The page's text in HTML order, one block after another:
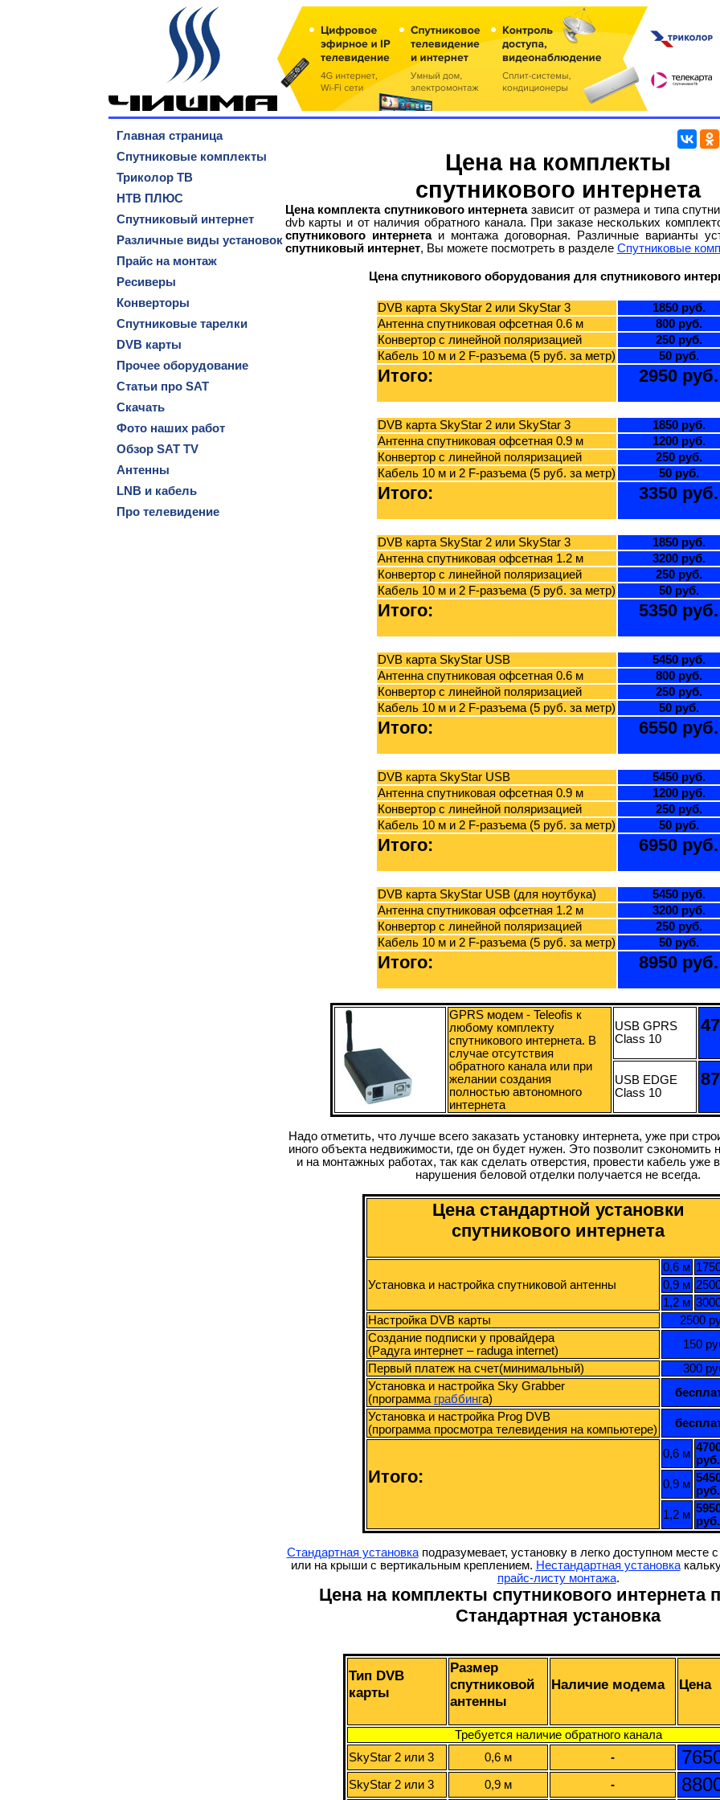
Главная страница
Спутниковые комплекты
Триколор ТВ
НТВ ПЛЮС
Спутниковый интернет
Различные виды установок
Прайс на монтаж
Ресиверы
Конверторы
Спутниковые тарелки
DVB карты
Прочее оборудование
Статьи про SAT
Скачать
Фото наших работ
Обзор SAT TV
Антенны
LNB и кабель
Про телевидение
Цена на комплекты
спутникового интернета
Цена комплекта спутникового интернетазависит от размера и типа
dvb карты и от наличия обратного канала. При заказе нескольких
спутникового интернетаи монтажа договорная. Различные варианты
спутниковый интернет, Вы можете посмотреть в разделе Спутниковые
Цена спутникового оборудования для спутникового
DVB карта SkyStar 2 или SkyStar 3
1850 руб.
Антенна спутниковая офсетная 0.6 м
800 руб.
Конвертор с линейной поляризацией
250 руб.
Кабель 10 м и 2 F-разъема (5 руб. за метр)
50 руб.
Итого: 2950 руб.
DVB карта SkyStar 2 или SkyStar 3
1850 руб.
Антенна спутниковая офсетная 0.9 м
1200 руб.
Конвертор с линейной поляризацией
250 руб.
Кабель 10 м и 2 F-разъема (5 руб. за метр)
50 руб.
Итого: 3350 руб.
DVB карта SkyStar 2 или SkyStar 3
1850 руб.
Антенна спутниковая офсетная 1.2 м
3200 руб.
Конвертор с линейной поляризацией
250 руб.
Кабель 10 м и 2 F-разъема (5 руб. за метр)
50 руб.
Итого: 5350 руб.
DVB карта SkyStar USB
5450 руб.
Антенна спутниковая офсетная 0.6 м
800 руб.
Конвертор с линейной поляризацией
250 руб.
Кабель 10 м и 2 F-разъема (5 руб. за метр)
50 руб.
Итого: 6550 руб.
DVB карта SkyStar USB
5450 руб.
Антенна спутниковая офсетная 0.9 м
1200 руб.
Конвертор с линейной поляризацией
250 руб.
Кабель 10 м и 2 F-разъема (5 руб. за метр)
50 руб.
Итого: 6950 руб.
DVB карта SkyStar USB (для ноутбука)
5450 руб.
Антенна спутниковая офсетная 1.2 м
3200 руб.
Конвертор с линейной поляризацией
250 руб.
Кабель 10 м и 2 F-разъема (5 руб. за метр)
50 руб.
Итого: 8950 руб.
GPRS модем - Teleofis к
любому комплекту
спутникового интернета. В
случае отсутствия
обратного канала или при
желании создания
полностью автономного
интернета
USB GPRS
Class 10
USB EDGE
Class 10
Надо отметить, что лучше всего заказать установку интернета, уже при
иного объекта недвижимости, где он будет нужен. Это позволит сэкономить
и на монтажных работах, так как сделать отверстия, провести кабель уже
нарушения беловой отделки получается не всегда.
Цена стандартной установки
спутникового интернета
Установка и настройка спутниковой антенны
0,6 м
0,9 м
1,2 м
Настройка DVB карты
2500
Создание подписки у провайдера
(Радуга интернет – raduga internet)
150
Первый платеж на счет(минимальный)
300
Установка и настройка Sky Grabber
(программа граббинга)
Установка и настройка Prog DVB
(программа просмотра телевидения на компьютере)
Итого:
0,6 м руб.
0,9 м руб.
1,2 м руб.
Стандартная установкаподразумевает, установку в легко доступном месте
или на крыши с вертикальным креплением. Нестандартная установка
прайс-листу монтажа.
Цена на комплекты спутникового интернета
Стандартная установка
Тип DVB
карты
Размер
спутниковой
антенны
Наличие модема Цена
Требуется наличие обратного канала
SkyStar 2 или 3
0,6 м -
SkyStar 2 или 3 0,9 м -